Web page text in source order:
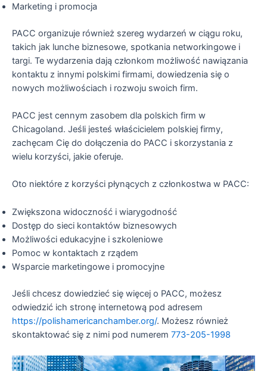
Marketing i promocja
PACC organizuje również szereg wydarzeń w ciągu roku,
takich jak lunche biznesowe, spotkania networkingowe i
targi. Te wydarzenia dają członkom możliwość nawiązania
kontaktu z innymi polskimi firmami, dowiedzenia się o
nowych możliwościach i rozwoju swoich firm.
PACC jest cennym zasobem dla polskich firm w
Chicagoland. Jeśli jesteś właścicielem polskiej firmy,
zachęcam Cię do dołączenia do PACC i skorzystania z
wielu korzyści, jakie oferuje.
Oto niektóre z korzyści płynących z członkostwa w PACC:
Zwiększona widoczność i wiarygodność
Dostęp do sieci kontaktów biznesowych
Możliwości edukacyjne i szkoleniowe
Pomoc w kontaktach z rządem
Wsparcie marketingowe i promocyjne
Jeśli chcesz dowiedzieć się więcej o PACC, możesz
odwiedzić ich stronę internetową pod adresem
https://polishamericanchamber.org/. Możesz również
skontaktować się z nimi pod numerem 773-205-1998